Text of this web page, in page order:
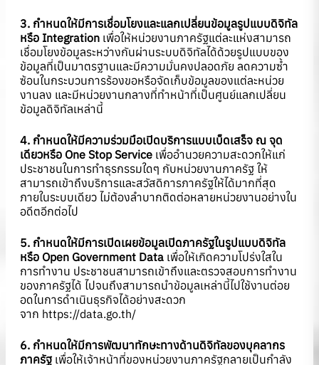
3. กำหนดให้มีการเชื่อมโยงและแลกเปลี่ยนข้อมูลรูปแบบดิจิทัล
หรือ Integration เพื่อให้หน่วยงานภาครัฐแต่ละแห่งสามารถ
เชื่อมโยงข้อมูลระหว่างกันผ่านระบบดิจิทัลได้ด้วยรูปแบบของ
ข้อมูลที่เป็นมาตรฐานและมีความมั่นคงปลอดภัย ลดความซ้ำ
ซ้อนในกระบวนการร้องขอหรือจัดเก็บข้อมูลของแต่ละหน่วย
งานลง และมีหน่วยงานกลางที่ทำหน้าที่เป็นศูนย์แลกเปลี่ยน
ข้อมูลดิจิทัลเหล่านี้
4. กำหนดให้มีความร่วมมือเปิดบริการแบบเบ็ดเสร็จ ณ จุด
เดียวหรือ One Stop Service เพื่ออำนวยความสะดวกให้แก่
ประชาชนในการทำธุรกรรมใดๆ กับหน่วยงานภาครัฐ ให้
สามารถเข้าถึงบริการและสวัสดิการภาครัฐให้ได้มากที่สุด
ภายในระบบเดียว ไม่ต้องลำบากติดต่อหลายหน่วยงานอย่างใน
อดีตอีกต่อไป
5. กำหนดให้มีการเปิดเผยข้อมูลเปิดภาครัฐในรูปแบบดิจิทัล
หรือ Open Government Data เพื่อให้เกิดความโปร่งใสใน
การทำงาน ประชาชนสามารถเข้าถึงและตรวจสอบการทำงาน
ของภาครัฐได้ ไปจนถึงสามารถนำข้อมูลเหล่านี้ไปใช้งานต่อย
อดในการดำเนินธุรกิจได้อย่างสะดวก
จาก https://data.go.th/
6. กำหนดให้มีการพัฒนาทักษะทางด้านดิจิทัลของบุคลากร
ภาครัฐ เพื่อให้เจ้าหน้าที่ของหน่วยงานภาครัฐกลายเป็นกำลัง